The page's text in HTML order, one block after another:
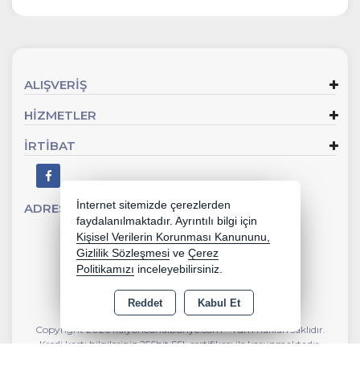
ALIŞVERİŞ
HİZMETLER
İRTİBAT
ADRES Sevgi Mahallesi 902 Sk No:2 Gaziemir - İZMİR
Copyright 2026 kalyoncunalburiye.com - Tüm hakları saklıdır.
Kredi kartı bilgileriniz 256bit SSL sertifikası ile korunmaktadır.
İnternet sitemizde çerezlerden
faydalanılmaktadır. Ayrıntılı bilgi için
Kişisel Verilerin Korunması Kanununu,
Gizlilik Sözleşmesi ve Çerez
Politikamızı inceleyebilirsiniz.
Reddet Kabul Et